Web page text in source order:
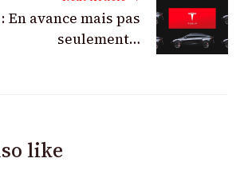
En avance mais pas
seulement…
like